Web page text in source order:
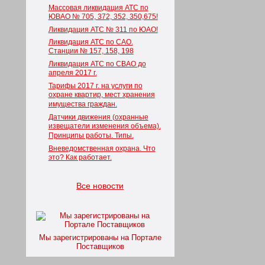
Массовая ликвидация АТС по
ЮВАО № 705, 372, 352, 350,675!
Ликвидация АТС № 311 по ЮАО!
Ликвидация АТС по САО.
Станции № 157, 158, 198
Ликвидация АТС по СВАО до
апреля 2017 г.
Тарифы 2017 г. на услуги по
охране квартир, мест хранения
имущества граждан.
Датчики движения (охранные
извещатели изменения объема).
Принципы работы. Типы.
Вневедомственная охрана. Что
это? Как работает.
Все новости
Мы зарегистрированы на Портале
Поставщиков